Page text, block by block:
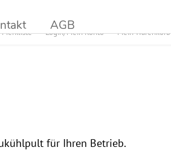
AGB Mein Warenkorb
Login/Mein Konto
Merkliste
für Ihren Betrieb.